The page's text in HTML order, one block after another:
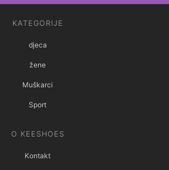
KATEGORIJE
djeca
žene
Muškarci
Sport
O KEESHOES
Kontakt